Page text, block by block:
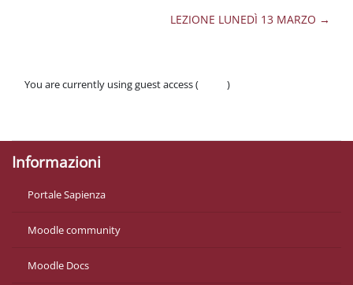
LEZIONE LUNEDÌ 13 MARZO →
You are currently using guest access (
)
Informazioni
Portale Sapienza
Moodle community
Moodle Docs